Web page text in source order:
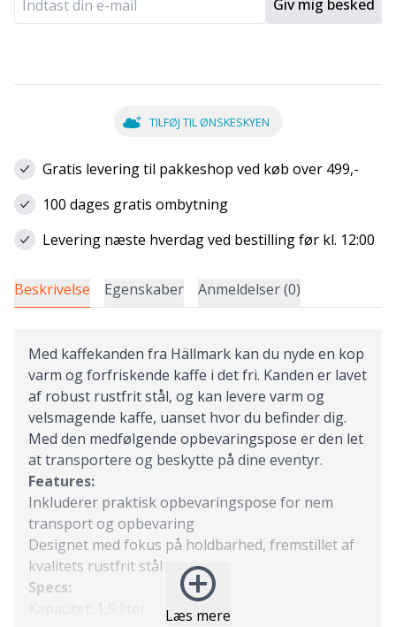
Giv mig besked
TILFØJ TIL ØNSKESKYEN
Gratis levering til pakkeshop ved køb over 499,-
100 dages gratis ombytning
Levering næste hverdag ved bestilling før kl. 12:00
Beskrivelse Egenskaber Anmeldelser (0)
Læs mere
Med kaffekanden fra Hällmark kan du nyde en kop
varm og forfriskende kaffe i det fri. Kanden er lavet
af robust rustfrit stål, og kan levere varm og
velsmagende kaffe, uanset hvor du befinder dig.
Med den medfølgende opbevaringspose er den let
at transportere og beskytte på dine eventyr.
Features:
Inkluderer praktisk opbevaringspose for nem
transport og opbevaring
Designet med fokus på holdbarhed, fremstillet af
kvalitets rustfrit stål
Specs:
Kapacitet: 1,5 liter